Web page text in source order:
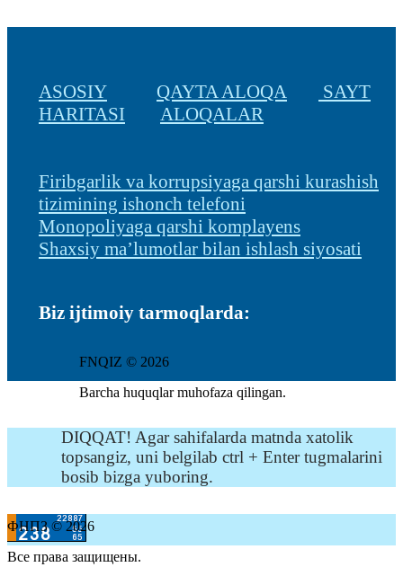
ASOSIY QAYTA ALOQA
SAYT
HARITASI
ALOQALAR
Firibgarlik va korrupsiyaga qarshi kurashish
tizimining ishonch telefoni
Monopoliyaga qarshi komplayens
Shaxsiy ma’lumotlar bilan ishlash siyosati
Biz ijtimoiy tarmoqlarda:
FNQIZ © 2026
Barcha huquqlar muhofaza qilingan.
DIQQAT! Agar sahifalarda matnda xatolik
topsangiz, uni belgilab ctrl + Enter tugmalarini
bosib bizga yuboring.
ФНПЗ © 2026
Все права защищены.